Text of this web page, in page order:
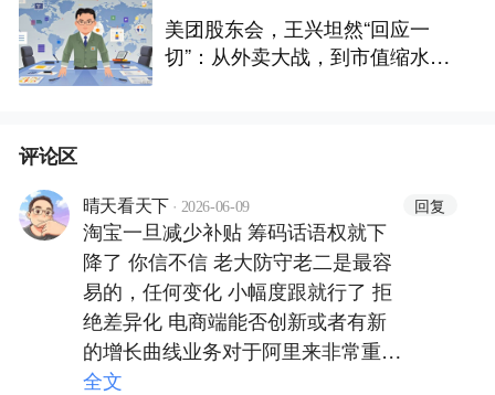
美团股东会，王兴坦然“回应一
切”：从外卖大战，到市值缩水，
评论区
晴天看天下 · 2026-06-09 回复
淘宝一旦减少补贴 筹码话语权就下
降了 你信不信 老大防守老二是最容
易的，任何变化 小幅度跟就行了 拒
绝差异化 电商端能否创新或者有新
的增长曲线业务对于阿里来非常重要
而不是内卷市场 这种内卷的增长在
全文